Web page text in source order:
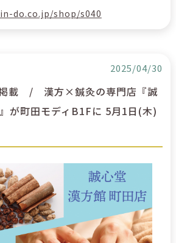
do.co.jp/shop/s040
2025/04/30
掲載 / 漢方×鍼灸の専門店『誠
が町田モディB1Fに 5月1日(木)